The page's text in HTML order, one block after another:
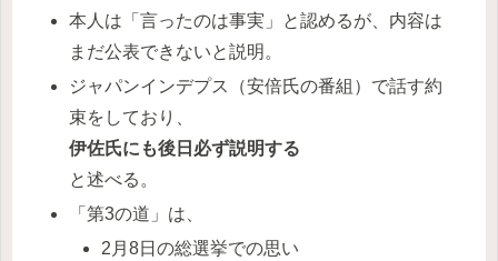
本人は「言ったのは事実」と認めるが、内容は
まだ公表できないと説明。
ジャパンインデプス（安倍氏の番組）で話す約
束をしており、
伊佐氏にも後日必ず説明する
と述べる。
「第3の道」は、
2月8日の総選挙での思い